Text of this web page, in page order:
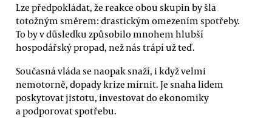
Lze předpokládat, že reakce obou skupin by šla
totožným směrem: drastickým omezením spotřeby.
To by v důsledku způsobilo mnohem hlubší
hospodářský propad, než nás trápí už teď.
Současná vláda se naopak snaží, i když velmi
nemotorně, dopady krize mírnit. Je snaha lidem
poskytovat jistotu, investovat do ekonomiky
a podporovat spotřebu.